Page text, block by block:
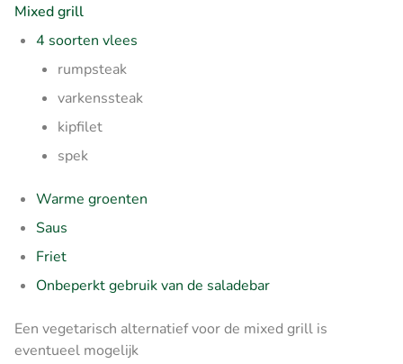
Mixed grill
4 soorten vlees
rumpsteak
varkenssteak
kipfilet
spek
Warme groenten
Saus
Friet
Onbeperkt gebruik van de saladebar
Een vegetarisch alternatief voor de mixed grill is
eventueel mogelijk